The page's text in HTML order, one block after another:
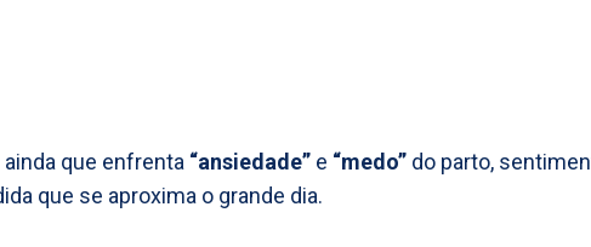
que enfrenta “ansiedade” e “medo” do parto,
que se aproxima o grande dia.